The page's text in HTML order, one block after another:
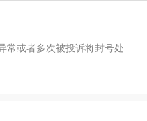
常或者多次被投诉将封号处